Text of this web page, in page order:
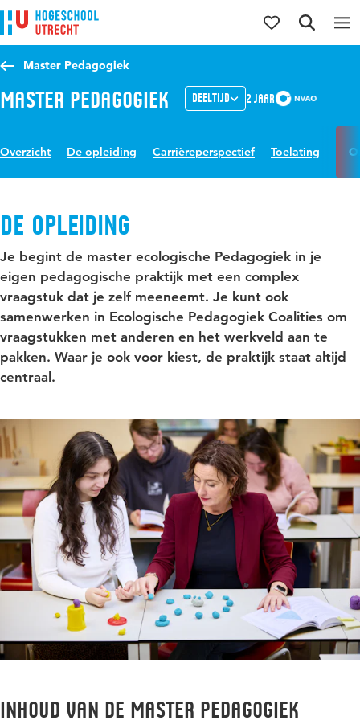
Direct naar de inhoud
Direct naar de hoofdnavigatie
Direct naar de zoekfunctie
Master Pedagogiek
Master Pedagogiek Deeltijd 2 jaar
Overzicht De opleiding Carrièreperspectief Toelating
De opleiding
Je begint de master ecologische Pedagogiek in je
eigen pedagogische praktijk met een complex
vraagstuk dat je zelf meeneemt. Je kunt ook
samenwerken in Ecologische Pedagogiek Coalities om
vraagstukken met anderen en het werkveld aan te
pakken. Waar je ook voor kiest, de praktijk staat altijd
centraal.
Inhoud van de Master Pedagogiek